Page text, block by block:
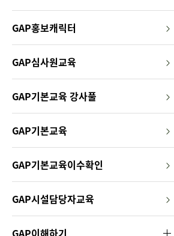
정
보
서
비
스
GAP홍보캐릭터
GAP심사원교육
GAP기본교육 강사풀
GAP기본교육
GAP기본교육이수확인
GAP시설담당자교육
GAP이해하기